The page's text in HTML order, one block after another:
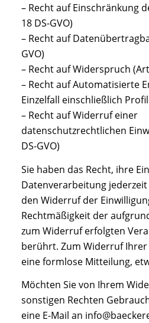
– Recht auf Einschränkung
18 DS-GVO)
– Recht auf
GVO)
– Recht auf Widerspruch
– Recht auf Automatisierte
Einzelfall einschließlich
– Recht auf Widerruf einer
datenschutzrechtlichen
DS-GVO)
Sie haben das Recht, ihre
Datenverarbeitung
den Widerruf der
Rechtmäßigkeit der
zum Widerruf erfolgten
berührt. Zum Widerruf
eine formlose Mitteilung,
Möchten Sie von Ihrem
sonstigen Rechten
eine E-Mail an